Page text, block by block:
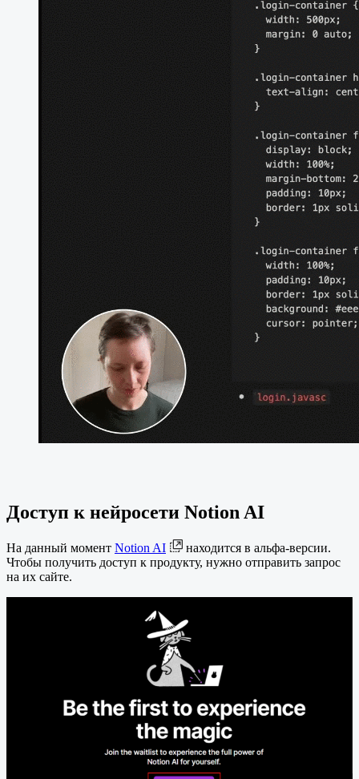
Доступ к нейросети Notion AI
На данный момент Notion AI
находится в альфа-версии.
Чтобы получить доступ к продукту, нужно отправить запрос
на их сайте.